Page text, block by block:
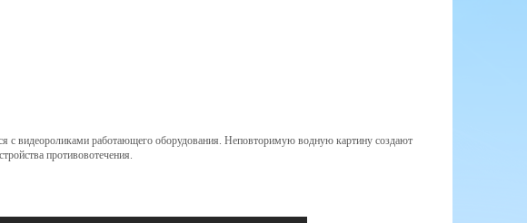
с видеороликами работающего оборудования. Неповторимую водную картину создают
противовотечения.